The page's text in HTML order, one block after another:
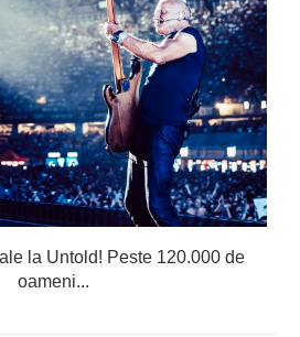
la Untold! Peste 120.000 de
oameni...